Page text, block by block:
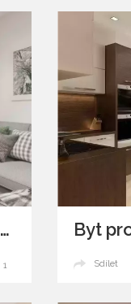
Minimalistický interiér ve skandinávském duchu
1
Byt
Sdílet